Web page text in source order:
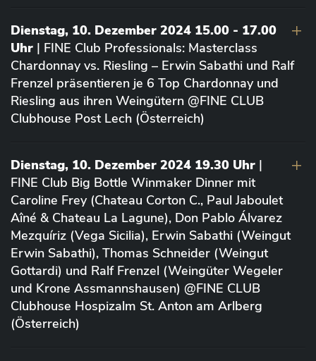
Dienstag, 10. Dezember 2024 15.00 - 17.00
Uhr | FINE Club Professionals: Masterclass
Chardonnay vs. Riesling – Erwin Sabathi und Ralf
Frenzel präsentieren je 6 Top Chardonnay und
Riesling aus ihren Weingütern @FINE CLUB
Clubhouse Post Lech (Österreich)
Dienstag, 10. Dezember 2024 19.30 Uhr |
FINE Club Big Bottle Winmaker Dinner mit
Caroline Frey (Chateau Corton C., Paul Jaboulet
Aîné & Chateau La Lagune), Don Pablo Álvarez
Mezquíriz (Vega Sicilia), Erwin Sabathi (Weingut
Erwin Sabathi), Thomas Schneider (Weingut
Gottardi) und Ralf Frenzel (Weingüter Wegeler
und Krone Assmannshausen) @FINE CLUB
Clubhouse Hospizalm St. Anton am Arlberg
(Österreich)